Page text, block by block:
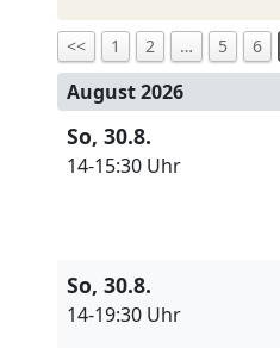
<< 1 2 … 5 6
August 2026
So, 30.8.
14-15:30 Uhr
So, 30.8.
14-19:30 Uhr